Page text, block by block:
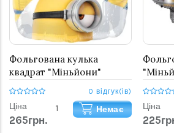
Фольгована кулька
квадрат "Міньйони"
0 відгук(ів)
Ціна
265грн.
Немає
на
Ціна